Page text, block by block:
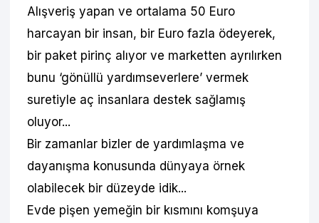
Alışveriş yapan ve ortalama 50 Euro
harcayan bir insan, bir Euro fazla ödeyerek,
bir paket pirinç alıyor ve marketten ayrılırken
bunu ‘gönüllü yardımseverlere’ vermek
suretiyle aç insanlara destek sağlamış
oluyor...
Bir zamanlar bizler de yardımlaşma ve
dayanışma konusunda dünyaya örnek
olabilecek bir düzeyde idik...
Evde pişen yemeğin bir kısmını komşuya